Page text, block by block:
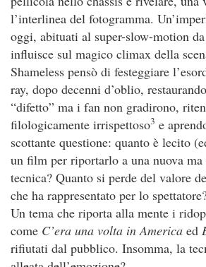
l’interlinea del fotogramma.
oggi, abituati al super-slow-motion
influisce sul magico climax della
Shameless pensò di festeggiare
ray, dopo decenni d’oblio,
“difetto” ma i fan non gradirono,
filologicamente irrispettoso3 e
scottante questione: quanto è lecito
un film per riportarlo a una nuova
tecnica? Quanto si perde del valore
che ha rappresentato per lo
Un tema che riporta alla mente i
come C’era una volta in America ed
rifiutati dal pubblico. Insomma, la